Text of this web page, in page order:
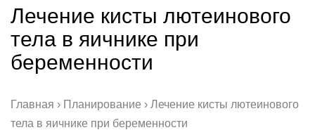
Лечение кисты лютеинового
тела в яичнике при
беременности
Главная › Планирование › Лечение кисты лютеинового
тела в яичнике при беременности